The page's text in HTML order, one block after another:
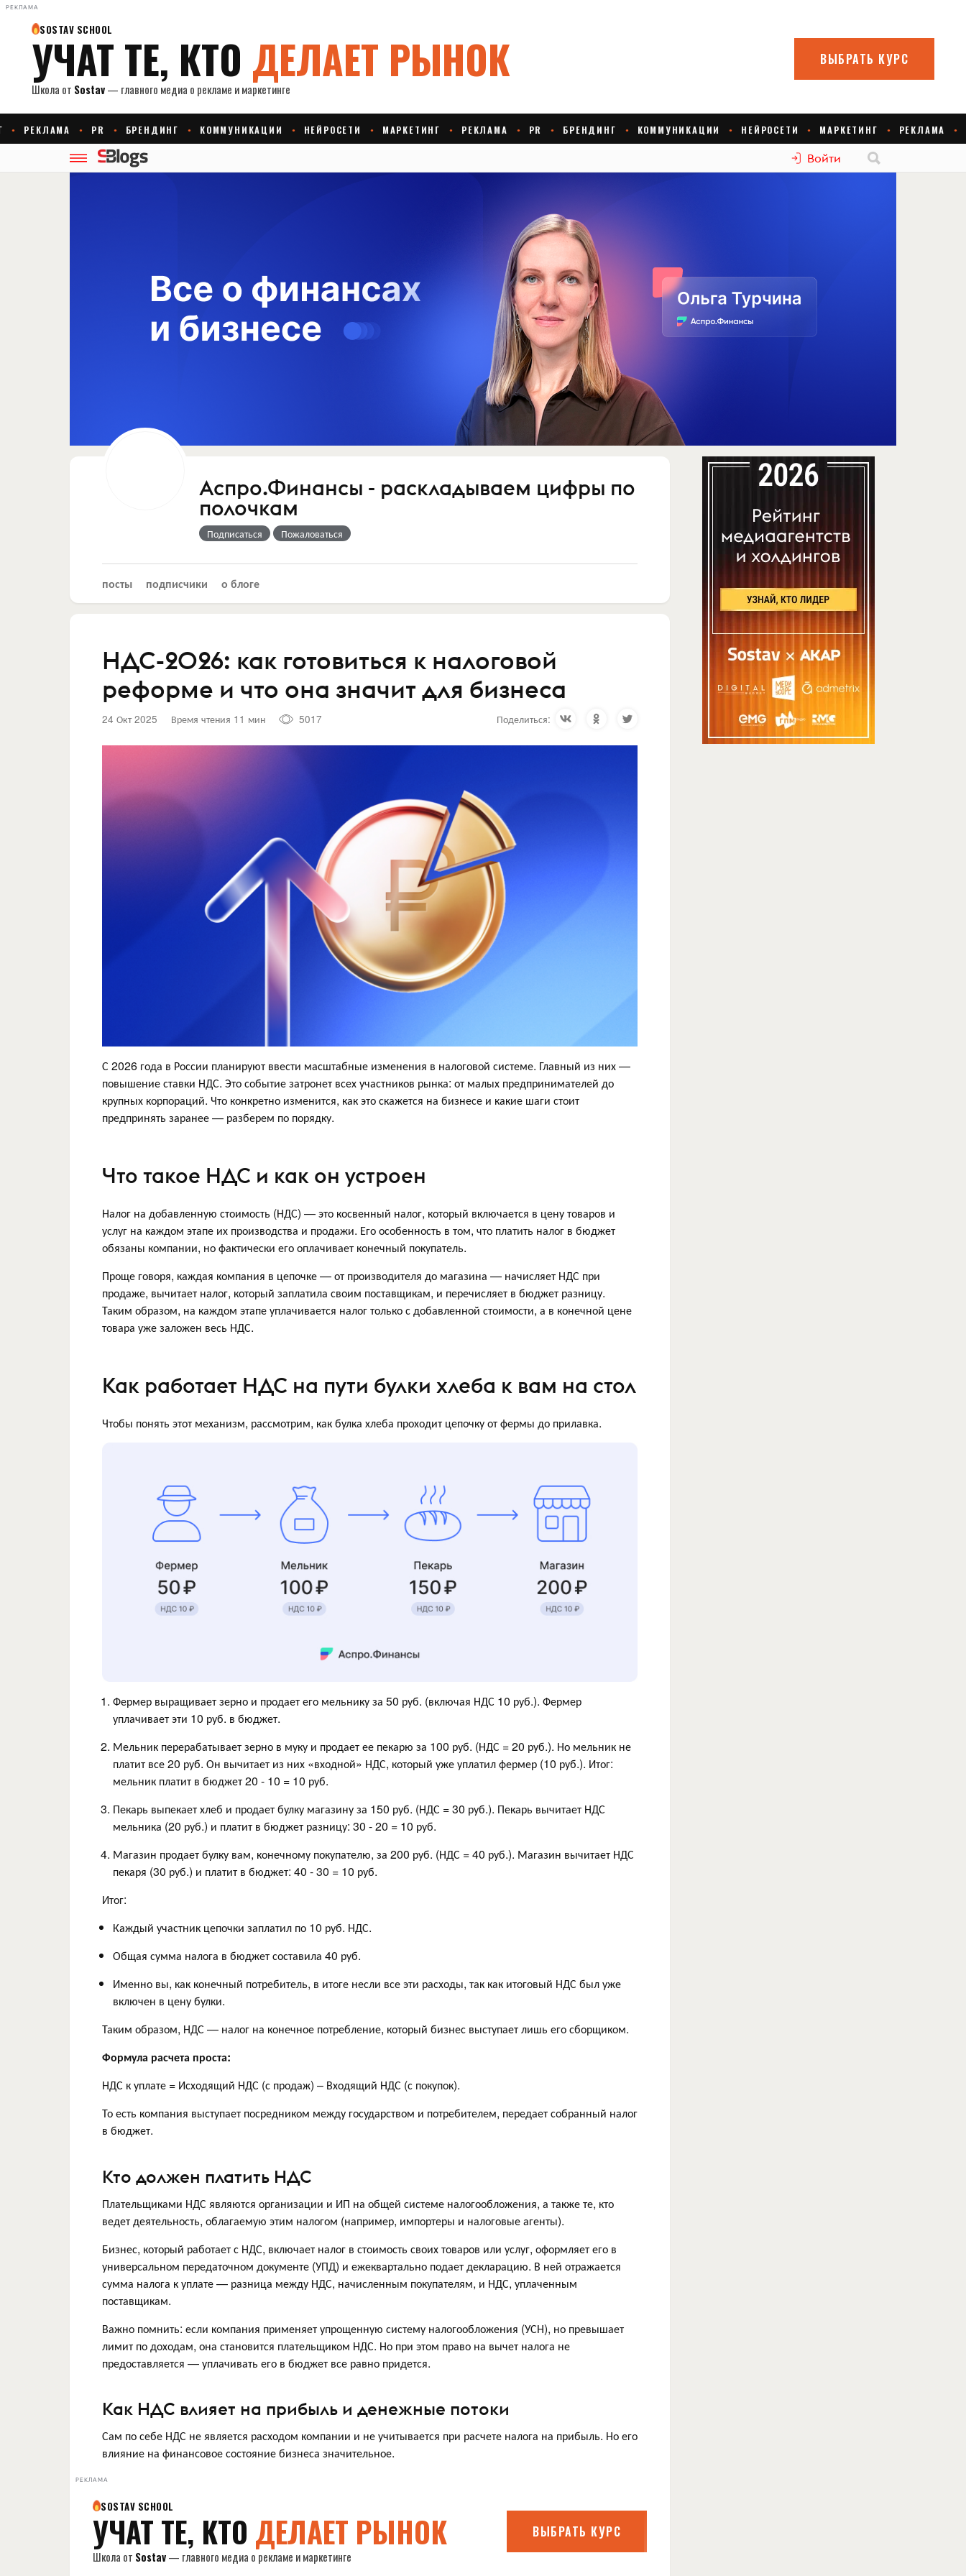
РЕКЛАМА
Войти
Аспро.Финансы - раскладываем цифры по
полочкам
Подписаться Пожаловаться
посты подписчики о блоге
НДС-2026: как готовиться к налоговой
реформе и что она значит для бизнеса
24 Окт 2025 Время чтения 11 мин 5017 Поделиться:
С 2026 года в России планируют ввести масштабные изменения в налоговой системе. Главный из них —
повышение ставки НДС. Это событие затронет всех участников рынка: от малых предпринимателей до
крупных корпораций. Что конкретно изменится, как это скажется на бизнесе и какие шаги стоит
предпринять заранее — разберем по порядку.
Что такое НДС и как он устроен
Налог на добавленную стоимость (НДС) — это косвенный налог, который включается в цену товаров и
услуг на каждом этапе их производства и продажи. Его особенность в том, что платить налог в бюджет
обязаны компании, но фактически его оплачивает конечный покупатель.
Проще говоря, каждая компания в цепочке — от производителя до магазина — начисляет НДС при
продаже, вычитает налог, который заплатила своим поставщикам, и перечисляет в бюджет разницу.
Таким образом, на каждом этапе уплачивается налог только с добавленной стоимости, а в конечной цене
товара уже заложен весь НДС.
Как работает НДС на пути булки хлеба к вам на стол
Чтобы понять этот механизм, рассмотрим, как булка хлеба проходит цепочку от фермы до прилавка.
Фермер выращивает зерно и продает его мельнику за 50 руб. (включая НДС 10 руб.). Фермер
уплачивает эти 10 руб. в бюджет.
Мельник перерабатывает зерно в муку и продает ее пекарю за 100 руб. (НДС = 20 руб.). Но мельник не
платит все 20 руб. Он вычитает из них «входной» НДС, который уже уплатил фермер (10 руб.). Итог:
мельник платит в бюджет 20 - 10 = 10 руб.
Пекарь выпекает хлеб и продает булку магазину за 150 руб. (НДС = 30 руб.). Пекарь вычитает НДС
мельника (20 руб.) и платит в бюджет разницу: 30 - 20 = 10 руб.
Магазин продает булку вам, конечному покупателю, за 200 руб. (НДС = 40 руб.). Магазин вычитает НДС
пекаря (30 руб.) и платит в бюджет: 40 - 30 = 10 руб.
Итог:
Каждый участник цепочки заплатил по 10 руб. НДС.
Общая сумма налога в бюджет составила 40 руб.
Именно вы, как конечный потребитель, в итоге несли все эти расходы, так как итоговый НДС был уже
включен в цену булки.
Таким образом, НДС — налог на конечное потребление, который бизнес выступает лишь его сборщиком.
Формула расчета проста:
НДС к уплате = Исходящий НДС (с продаж) – Входящий НДС (с покупок).
То есть компания выступает посредником между государством и потребителем, передает собранный налог
в бюджет.
Кто должен платить НДС
Плательщиками НДС являются организации и ИП на общей системе налогообложения, а также те, кто
ведет деятельность, облагаемую этим налогом (например, импортеры и налоговые агенты).
Бизнес, который работает с НДС, включает налог в стоимость своих товаров или услуг, оформляет его в
универсальном передаточном документе (УПД) и ежеквартально подает декларацию. В ней отражается
сумма налога к уплате — разница между НДС, начисленным покупателям, и НДС, уплаченным
поставщикам.
Важно помнить: если компания применяет упрощенную систему налогообложения (УСН), но превышает
лимит по доходам, она становится плательщиком НДС. Но при этом право на вычет налога не
предоставляется — уплачивать его в бюджет все равно придется.
Как НДС влияет на прибыль и денежные потоки
Сам по себе НДС не является расходом компании и не учитывается при расчете налога на прибыль. Но его
влияние на финансовое состояние бизнеса значительное.
РЕКЛАМА